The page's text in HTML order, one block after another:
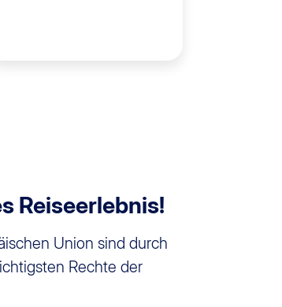
Reiseerlebnis!
Union sind durch
Rechte der